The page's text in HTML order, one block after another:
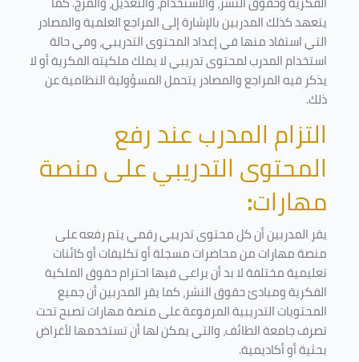
يتعهد كذلك المدربين بالإشارة إلى المراجع العلمية والمصادر
التي استفاد منها في إعداد المحتوى التدريبي، وفي حالة
استخدام المدرب لمحتوى تدريبي لا يملك ملكيته الفكرية أو لا
يذكر فيه المراجع والمصادر يتحمل المسؤولية النظامية عن
ذلك.
التزام المدرب عند رفع
المحتوى التدريبي على منصة
مهارات:
يقر المدربين أن كل محتوى تدريبي رقمي يتم رفعه على
منصة مهارات من محاضرات مسجلة أو تكليفات أو كائنات
تعليمية مختلفة لا بد أن يراعى فيها احترام حقوق الملكية
الفكرية ومبادئ حقوق النشر، كما يقر المدربين أن جميع
المحتويات التدريبية المرفوعة على منصة مهارات تصبح تحت
تصرف جامعة الطائف، والتي يمكن لها أن تستخدمها لأغراض
بحثية أو أكاديمية.